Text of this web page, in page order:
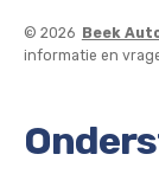
© 2026 Beek
informatie en